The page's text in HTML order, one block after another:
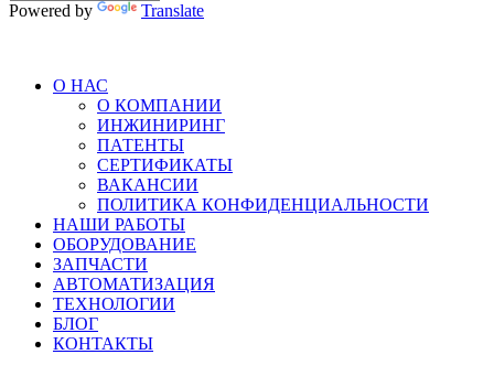
Powered by Translate
О НАС
О КОМПАНИИ
ИНЖИНИРИНГ
ПАТЕНТЫ
СЕРТИФИКАТЫ
ВАКАНСИИ
ПОЛИТИКА КОНФИДЕНЦИАЛЬНОСТИ
НАШИ РАБОТЫ
ОБОРУДОВАНИЕ
ЗАПЧАСТИ
АВТОМАТИЗАЦИЯ
ТЕХНОЛОГИИ
БЛОГ
КОНТАКТЫ